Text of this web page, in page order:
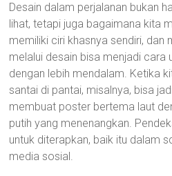
Desain dalam perjalanan bukan
lihat, tetapi juga bagaimana kita
memiliki ciri khasnya sendiri, dan
melalui desain bisa menjadi cara
dengan lebih mendalam. Ketika
santai di pantai, misalnya, bisa
membuat poster bertema laut
putih yang menenangkan.
untuk diterapkan, baik itu dalam
media sosial.